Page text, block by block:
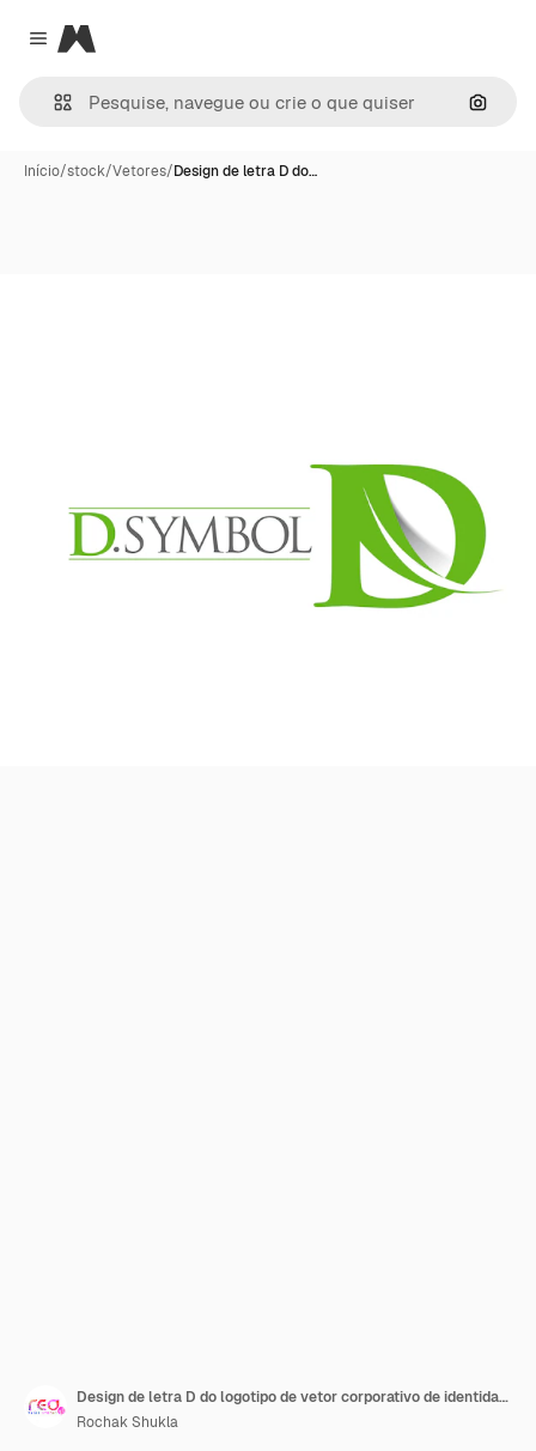
Close menu
Magnific
Início/stock/Vetores/Design de letra D do…
Design de letra D do logotipo de vetor corporativo de identidade de marca
Rochak Shukla